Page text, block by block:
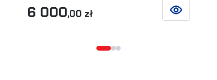
6 000,00 zł SIEHE